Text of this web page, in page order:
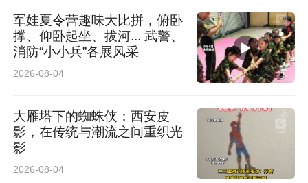
依法撤销。学校位于普洱市思茅区建成区，校园
为人口集中地区，均属于禁止露天焚烧落叶区
域，校园产生的落叶应集中交由市政环卫统一处
成周边住户报警的情节，根据《中华人民共和国
大气污染防治法》第一百一十九条第一款“违反本
法规定，在人口集中地区对树木、花草喷洒剧
军娃夏令营趣味大比拼，俯卧
撑、仰卧起坐、拔河... 武警、
消防“小小兵”各展风采
2026-08-04
大雁塔下的蜘蛛侠：西安皮
影，在传统与潮流之间重织光
影
2026-08-04